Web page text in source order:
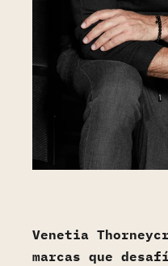
Venetia
marcas que